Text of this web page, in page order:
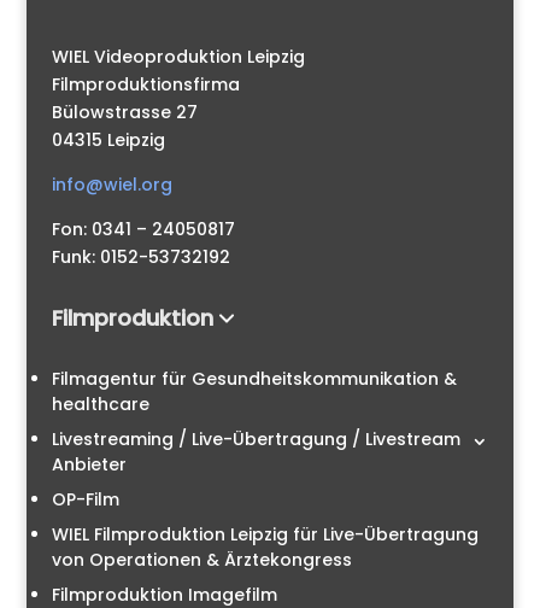
WIEL Videoproduktion Leipzig
Filmproduktionsfirma
Bülowstrasse 27
04315 Leipzig
info@wiel.org
Fon: 0341 – 24050817
Funk: 0152-53732192
Filmproduktion
Filmagentur für Gesundheitskommunikation &
healthcare
Livestreaming / Live-Übertragung / Livestream
Anbieter
OP-Film
WIEL Filmproduktion Leipzig für Live-Übertragung
von Operationen & Ärztekongress
Filmproduktion Imagefilm